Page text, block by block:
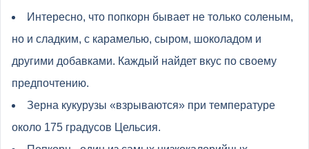
Интересно, что попкорн бывает не только соленым,
но и сладким, с карамелью, сыром, шоколадом и
другими добавками. Каждый найдет вкус по своему
предпочтению.
Зерна кукурузы «взрываются» при температуре
около 175 градусов Цельсия.